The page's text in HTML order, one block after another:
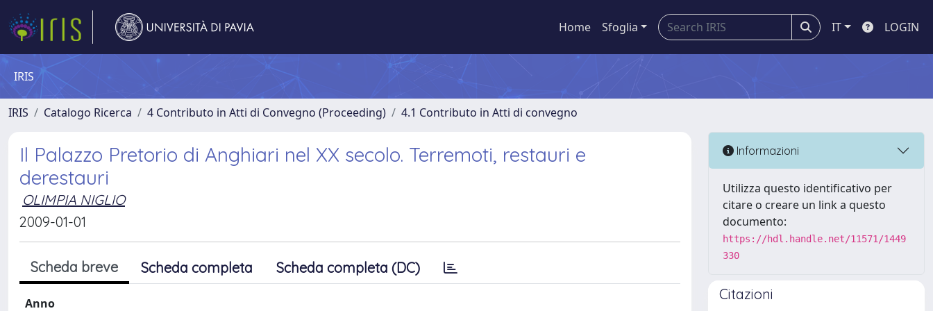
Home Sfoglia IT LOGIN
IRIS
IRIS Catalogo Ricerca 4 Contributo in Atti di Convegno (Proceeding) 4.1 Contributo in Atti di convegno
Il Palazzo Pretorio di Anghiari nel XX secolo. Terremoti, restauri e
derestauri
OLIMPIA NIGLIO
2009-01-01
Scheda breve Scheda completa Scheda completa (DC)
Anno
Informazioni
Utilizza questo identificativo per
citare o creare un link a questo
documento:
https://hdl.handle.net/11571/1449
330
Citazioni